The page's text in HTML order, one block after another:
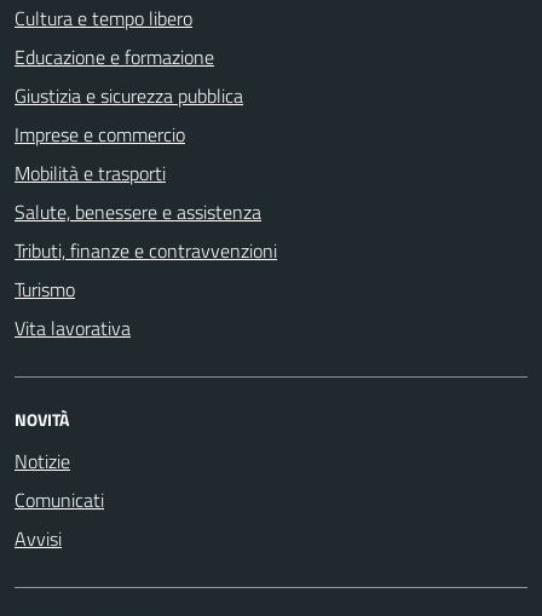
Cultura e tempo libero
Educazione e formazione
Giustizia e sicurezza pubblica
Imprese e commercio
Mobilità e trasporti
Salute, benessere e assistenza
Tributi, finanze e contravvenzioni
Turismo
Vita lavorativa
NOVITÀ
Notizie
Comunicati
Avvisi